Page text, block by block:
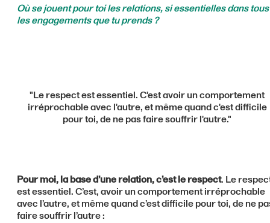
Où se jouent pour toi les relations, si essentielles dans tous
les engagements que tu prends ?
"Le respect est essentiel. C'est avoir un comportement
irréprochable avec l'autre, et même quand c'est difficile
pour toi, de ne pas faire souffrir l'autre."
Pour moi, la base d’une relation, c’est le respect. Le
est essentiel. C’est, avoir un comportement irréprochable
avec l’autre, et même quand c’est difficile pour toi, de ne
faire souffrir l’autre :